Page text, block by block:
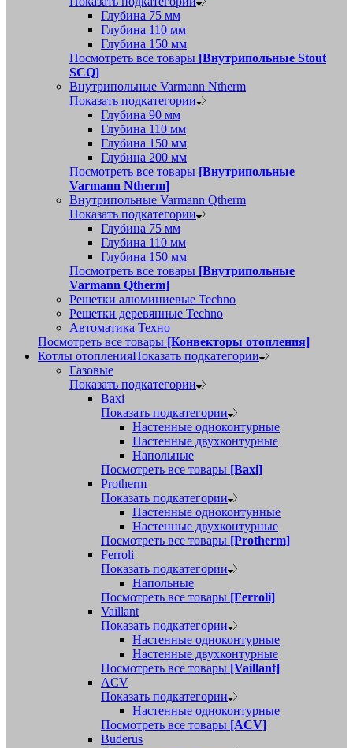
Глубина 75 мм
Глубина 110 мм
Глубина 150 мм
Посмотреть все товары [Внутрипольные Stout
SCQ]
Внутрипольные Varmann Ntherm
Показать подкатегории
Глубина 90 мм
Глубина 110 мм
Глубина 150 мм
Глубина 200 мм
Посмотреть все товары [Внутрипольные
Varmann Ntherm]
Внутрипольные Varmann Qtherm
Показать подкатегории
Глубина 75 мм
Глубина 110 мм
Глубина 150 мм
Посмотреть все товары [Внутрипольные
Varmann Qtherm]
Решетки алюминиевые Techno
Решетки деревянные Techno
Автоматика Техно
Посмотреть все товары [Конвекторы отопления]
Котлы отопленияПоказать подкатегории
Газовые
Показать подкатегории
Baxi
Показать подкатегории
Настенные одноконтурные
Настенные двухконтурные
Напольные
Посмотреть все товары [Baxi]
Protherm
Показать подкатегории
Настенные одноконтунные
Настенные двухконтурные
Посмотреть все товары [Protherm]
Ferroli
Показать подкатегории
Напольные
Посмотреть все товары [Ferroli]
Vaillant
Показать подкатегории
Настенные одноконтурные
Настенные двухконтурные
Посмотреть все товары [Vaillant]
ACV
Показать подкатегории
Настенные одноконтурные
Посмотреть все товары [ACV]
Buderus